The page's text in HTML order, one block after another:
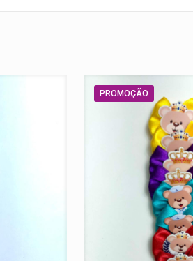
PROMOÇÃO